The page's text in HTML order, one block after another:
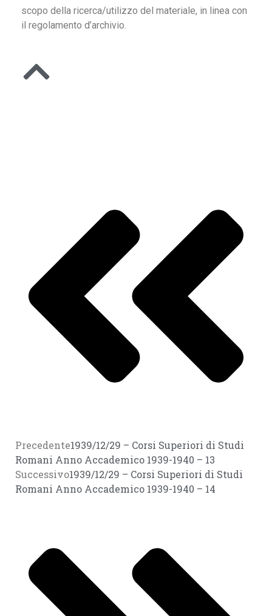
scopo della ricerca/utilizzo del materiale, in linea con
il regolamento d’archivio.
Precedente1939/12/29 – Corsi Superiori di Studi
Romani Anno Accademico 1939-1940 – 13
Successivo1939/12/29 – Corsi Superiori di Studi
Romani Anno Accademico 1939-1940 – 14